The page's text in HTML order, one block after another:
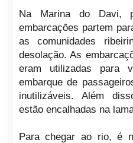
Na Marina do Davi,
embarcações partem
as comunidades
desolação. As
eram utilizadas para
embarque de
inutilizáveis. Além
estão encalhadas na
Para chegar ao rio, é